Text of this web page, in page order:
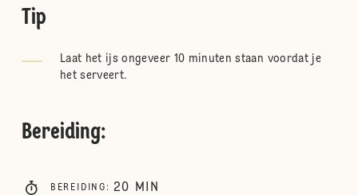
Tip
Laat het ijs ongeveer 10 minuten staan voordat je
het serveert.
Bereiding:
BEREIDING : 20 MIN